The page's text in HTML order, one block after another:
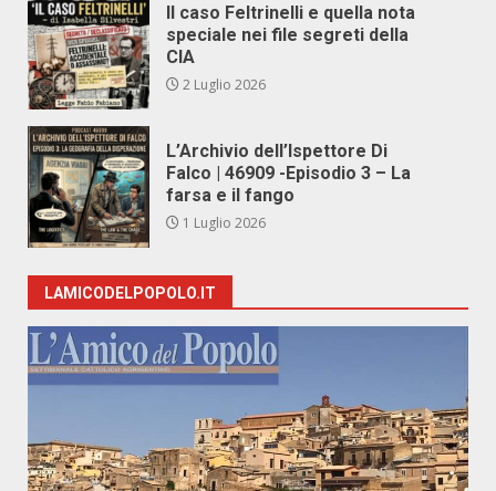
Il caso Feltrinelli e quella nota
speciale nei file segreti della
CIA
2 Luglio 2026
L’Archivio dell’Ispettore Di
Falco | 46909 -Episodio 3 – La
farsa e il fango
1 Luglio 2026
LAMICODELPOPOLO.IT